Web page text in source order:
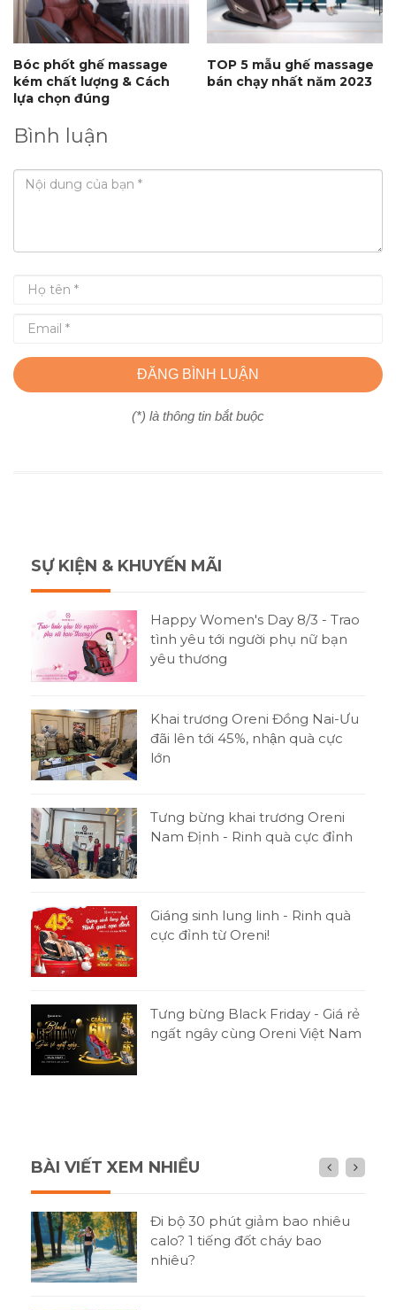
Bóc phốt ghế massage
kém chất lượng & Cách
lựa chọn đúng
TOP 5 mẫu ghế massage
bán chạy nhất năm 2023
Bình luận
ĐĂNG BÌNH LUẬN
(*) là thông tin bắt buộc
SỰ KIỆN & KHUYẾN MÃI
Happy Women's Day 8/3 - Trao
tình yêu tới người phụ nữ bạn
yêu thương
Khai trương Oreni Đồng Nai-Ưu
đãi lên tới 45%, nhận quà cực
lớn
Tưng bừng khai trương Oreni
Nam Định - Rinh quà cực đỉnh
Giáng sinh lung linh - Rinh quà
cực đỉnh từ Oreni!
Tưng bừng Black Friday - Giá rẻ
ngất ngây cùng Oreni Việt Nam
BÀI VIẾT XEM NHIỀU
Đi bộ 30 phút giảm bao nhiêu
calo? 1 tiếng đốt cháy bao
nhiêu?